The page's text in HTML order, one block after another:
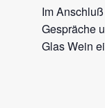
Im
Gespräche
Glas Wein